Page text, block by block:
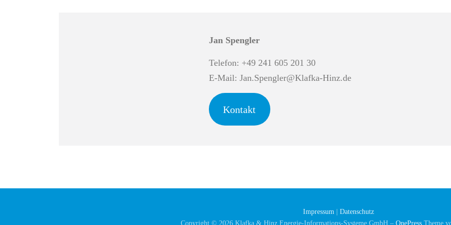
Jan Spengler
Telefon: +49 241 605 201 30
E-Mail: Jan.Spengler@Klafka-Hinz.de
Kontakt
Impressum| Datenschutz
Copyright © 2026 Klafka & Hinz Energie-Informations-Systeme GmbH – OnePress Theme